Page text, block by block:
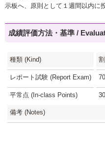
示板へ、原則として１週間以内に
成績評価方法・基準 /
種類 (Kind)
レポート試験 (Report Exam) 70
平常点 (In-class Points) 30
備考 (Notes)